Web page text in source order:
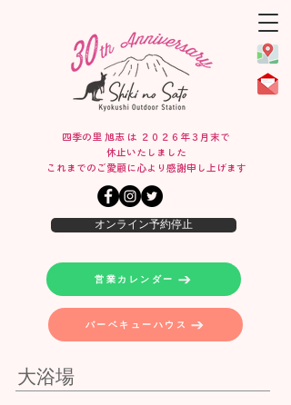
オンライン予約停止
営業カレンダー
バーベキューハウス
四季の里 旭志 は ２０２６年３月末で
休止いたしました
​これまでのご愛顧に心より感謝申し上げます
大浴場